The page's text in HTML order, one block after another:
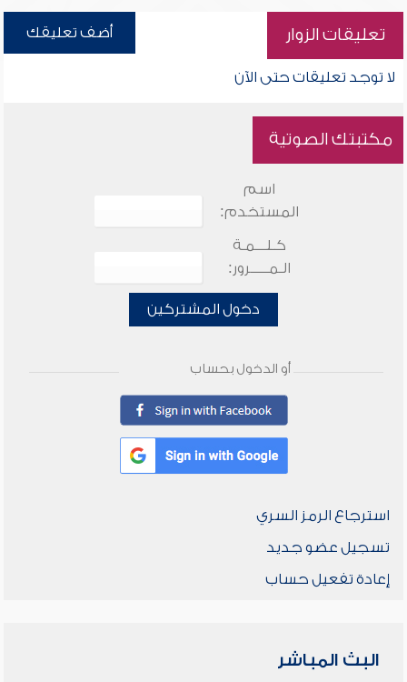
تعليقات الزوار أضف تعليقك
لا توجد تعليقات حتى الآن
مكتبتك الصوتية
اسم
المستخدم:
كـلـــمـة
الـمـــــرور:
دخول المشتركين
أو الدخول بحساب
استرجاع الرمز السري
تسجيل عضو جديد
إعادة تفعيل حساب
البث المباشر